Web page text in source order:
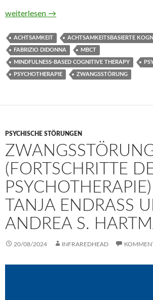
Achtsamkeitsbasierte kognitive Therapie
weiterlesen →
ACHTSAMKEIT ACHTSAMKEITSBASIERTE
FABRIZIO DIDONNA MBCT
MINDFULNESS-BASED COGNITIVE THERAPY
PSYCHOTHERAPIE ZWANGSSTÖRUNG
PSYCHISCHE STÖRUNGEN
(FORTSCHRITTE
TANJA ENDRASS
ANDREA S.
20/08/2024 INFRAREDHEAD